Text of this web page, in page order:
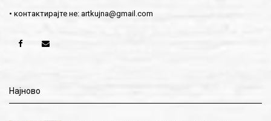
• контактирајте не: artkujna@gmail.com
Најново